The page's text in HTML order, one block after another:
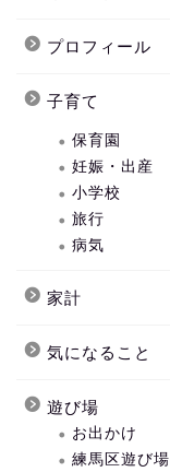
プロフィール
子育て
保育園
妊娠・出産
小学校
旅行
病気
家計
気になること
遊び場
お出かけ
練馬区遊び場